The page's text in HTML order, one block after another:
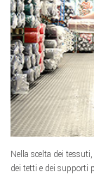
Nella scelta dei
dei tetti e dei supporti